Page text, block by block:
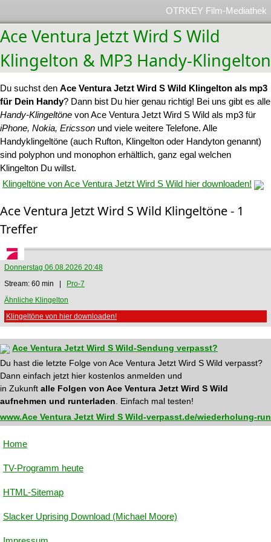
OTRKEY Film-Mediathek
Ace Ventura Jetzt Wird S Wild
Klingelton & MP3 Handy-Klingelton
Du suchst den Ace Ventura Jetzt Wird S Wild Klingelton als mp3
für Dein Handy? Dann bist Du hier genau richtig! Bei uns gibt es alle
Handy-Klingeltöne von Ace Ventura Jetzt Wird S Wild als mp3 für
iPhone, Nokia, Ericsson und viele weitere Telefone. Alle
Handyklingeltöne (auch Rufton, Klingelton oder Handyton genannt)
sind polyphon und monophon erhältlich, ganz egal welchen
Klingelton Du willst.
Klingeltöne von Ace Ventura Jetzt Wird S Wild hier downloaden!
Ace Ventura Jetzt Wird S Wild Klingeltöne - 1
Treffer
Donnerstag 06.08.2026 20:48
Stream: 60 min |
Pro-7
Ähnliche Klingelton
Klingeltöne von hier downloaden!
Ace Ventura Jetzt Wird S Wild-Sendung verpasst?
Du hast die letzte Folge von Ace Ventura Jetzt Wird S Wild verpasst?
Dann einfach jetzt hier kostenlos anmelden und
in Zukunft alle Folgen von Ace Ventura Jetzt Wird S Wild
aufnehmen und runterladen . Einfach mal testen!
www.Ace Ventura Jetzt Wird S Wild-verpasst.de/wiederholung-
Home
TV-Programm heute
HTML-Sitemap
Slacker Uprising Download (Michael Moore)